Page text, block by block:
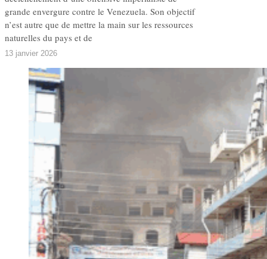
grande envergure contre le Venezuela. Son objectif
n’est autre que de mettre la main sur les ressources
naturelles du pays et de
13 janvier 2026